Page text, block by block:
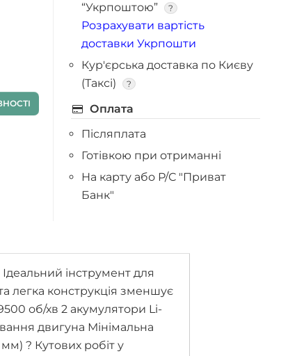
“Укрпоштою”
?
Розрахувати вартість
доставки Укрпошти
Кур'єрська доставка по Києву
(Таксі)
?
Оплата
Післяплата
Готівкою при отриманні
На карту або Р/С "Приват
Банк"
інструмент для
легка конструкція зменшує
об/хв 2 акумулятори Li-
двигуна Мінімальна
? Кутових робіт у